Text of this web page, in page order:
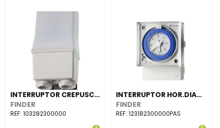
INTERRUPTOR CREPUSC.10,CT.BIP.CGA.2NA 16A,230V AC SAL.DBL.
FINDER
REF: 103282300000
INTERRUPTOR HOR.DIARIO 12,72x72mm,1 CTO.CONMD.16A,230V AC,RSVA.MARCHA(emb.1u)
FINDER
REF:123182300000PAS